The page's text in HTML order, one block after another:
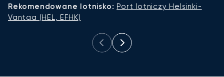
Rekomendowane lotnisko: Port lotniczy Helsinki-
Vantaa (HEL, EFHK)